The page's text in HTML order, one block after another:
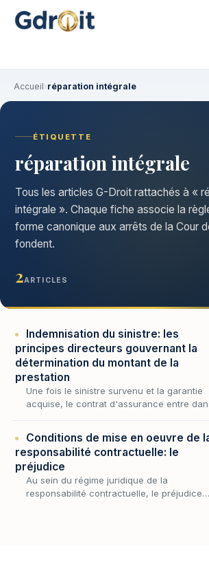
Accueil›réparation intégrale
ÉTIQUETTE
réparation intégrale
Tous les articles G-Droit rattachés à «
intégrale ». Chaque fiche associe la
forme canonique aux arrêts de la Cour
fondent.
2ARTICLES
Indemnisation du sinistre: les
principes directeurs gouvernant la
détermination du montant de la
prestation
Une fois le sinistre survenu et la garantie
acquise, le contrat d'assurance entre
abs…
Conditions de mise en oeuvre de
responsabilité contractuelle: le
préjudice
Au sein du régime juridique de la
responsabilité contractuelle, le préjudice